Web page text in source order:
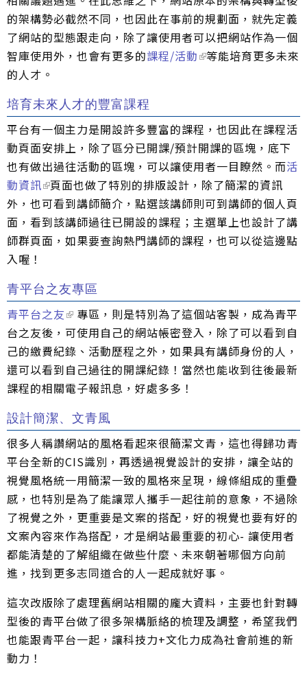
的架構勢必截然不同，也因此在事前的規劃面，就先定義
了網站的型態跟走向，除了讓使用者可以把網站作為一個
智庫使用外，也會有更多的課程/活動
等能培育更多未來
的人才。
培育未來人才的豐富課程
平台有一個主力是開設許多豐富的課程，也因此在課程活
動頁面安排上，除了區分已開課/預計開課的區塊，底下
也有做出過往活動的區塊，可以讓使用者一目瞭然。而活
動資訊 頁面也做了特別的排版設計，除了簡潔的資訊
外，也可看到講師簡介，點選該講師則可到講師的個人頁
面，看到該講師過往已開設的課程；主選單上也設計了講
師群頁面，如果要查詢熱門講師的課程，也可以從這邊點
入喔！
青平台之友專區
青平台之友
專區，則是特別為了這個站客製，成為青平
台之友後，可使用自己的網站帳密登入，除了可以看到自
己的繳費紀錄、活動歷程之外，如果具有講師身份的人，
還可以看到自己過往的開課紀錄！當然也能收到往後最新
課程的相關電子報訊息，好處多多！
設計簡潔、文青風
很多人稱讚網站的風格看起來很簡潔文青，這也得歸功青
平台全新的CIS識別，再透過視覺設計的安排，讓全站的
視覺風格統一用簡潔一致的風格來呈現，線條組成的重疊
感，也特別是為了能讓眾人攜手一起往前的意象，不過除
了視覺之外，更重要是文案的搭配，好的視覺也要有好的
文案內容來作為搭配，才是網站最重要的初心- 讓使用者
都能清楚的了解組織在做些什麼、未來朝著哪個方向前
進，找到更多志同道合的人一起成就好事。
這次改版除了處理舊網站相關的龐大資料，主要也針對轉
型後的青平台做了很多架構脈絡的梳理及調整，希望我們
也能跟青平台一起，讓科技力+文化力成為社會前進的新
動力！